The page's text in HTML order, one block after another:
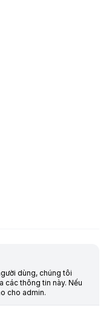
dùng, chúng tôi
các thông tin này. Nếu
cho admin.